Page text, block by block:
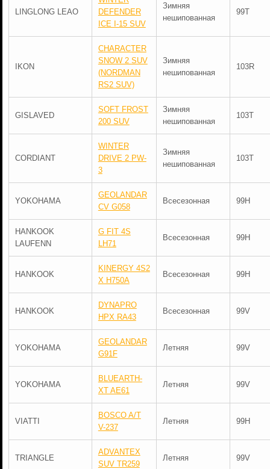
LINGLONG LEAO
DEFENDER
ICE I-15 SUV
Зимняя
нешипованная
99T
IKON
CHARACTER
SNOW 2 SUV
(NORDMAN
RS2 SUV)
Зимняя
нешипованная
103R
GISLAVED
SOFT FROST
200 SUV
Зимняя
нешипованная
103T
CORDIANT
WINTER
DRIVE 2 PW-
3
Зимняя
нешипованная
103T
YOKOHAMA
GEOLANDAR
CV G058
Всесезонная 99H
HANKOOK
LAUFENN
G FIT 4S
LH71
Всесезонная 99H
HANKOOK
KINERGY 4S2
X H750A
Всесезонная 99H
HANKOOK
DYNAPRO
HPX RA43
Всесезонная 99V
YOKOHAMA
GEOLANDAR
G91F
Летняя 99V
YOKOHAMA
BLUEARTH-
XT AE61
Летняя 99V
VIATTI
BOSCO A/T
V-237
Летняя 99H
TRIANGLE
ADVANTEX
SUV TR259
Летняя 99V